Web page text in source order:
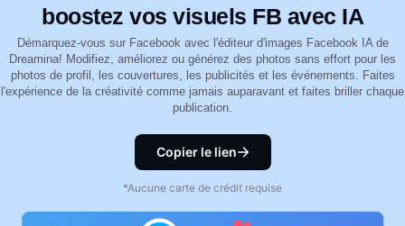
boostez vos visuels FB avec IA
Démarquez-vous sur Facebook avec l'éditeur d'images Facebook IA de
Dreamina! Modifiez, améliorez ou générez des photos sans effort pour les
photos de profil, les couvertures, les publicités et les événements. Faites
l'expérience de la créativité comme jamais auparavant et faites briller chaque
publication.
Copier le lien
*Aucune carte de crédit requise